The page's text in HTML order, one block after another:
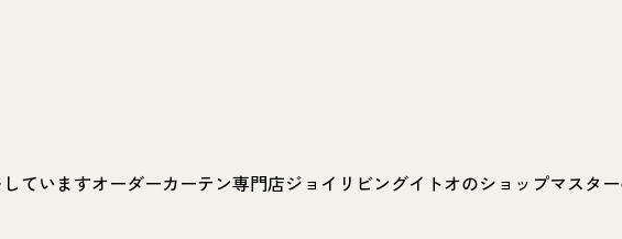
ていますオーダーカーテン専門店ジョイリビングイトオのショップマスタ